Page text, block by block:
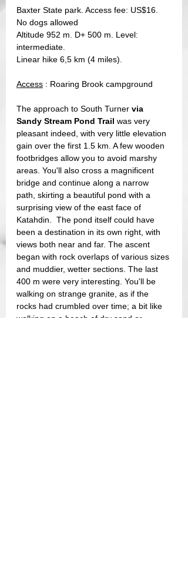
Baxter State park. Access fee: US$16.
No dogs allowed
Altitude 952 m. D+ 500 m. Level:
intermediate.
Linear hike 6,5 km (4 miles).
Access : Roaring Brook campground
The approach to South Turner via
Sandy Stream Pond Trail was very
pleasant indeed, with very little elevation
gain over the first 1.5 km. A few wooden
footbridges allow you to avoid marshy
areas. You'll also cross a magnificent
bridge and continue along a narrow
path, skirting a beautiful pond with a
surprising view of the east face of
Katahdin.  The pond itself could have
been a destination in its own right, with
views both near and far. The ascent
began with rock overlaps of various sizes
and muddier, wetter sections. The last
400 m were very interesting. You'll be
walking on strange granite, as if the
rocks had crumbled over time; a bit like
walking on a beach of dry sand or